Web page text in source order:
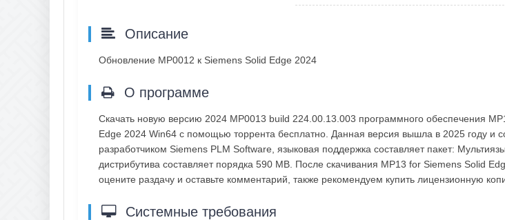
Описание
Обновление МР0012 к Siemens Solid Edge 2024
О программе
Скачать новую версию 2024 MP0013 build 224.00.13.003 программного обеспечения
Edge 2024 Win64 с помощью торрента бесплатно. Данная версия вышла в 2025 году и
разработчиком Siemens PLM Software, языковая поддержка составляет пакет:
дистрибутива составляет порядка 590 MB. После скачивания MP13 for Siemens Solid
оцените раздачу и оставьте комментарий, также рекомендуем купить лицензионную
Системные требования